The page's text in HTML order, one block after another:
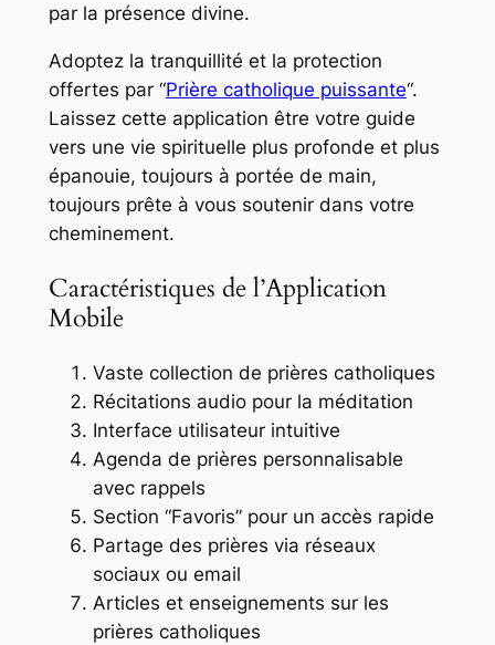
par la présence divine.
Adoptez la tranquillité et la protection
offertes par “Prière catholique puissante“.
Laissez cette application être votre guide
vers une vie spirituelle plus profonde et plus
épanouie, toujours à portée de main,
toujours prête à vous soutenir dans votre
cheminement.
Caractéristiques de l’Application
Mobile
Vaste collection de prières catholiques
Récitations audio pour la méditation
Interface utilisateur intuitive
Agenda de prières personnalisable
avec rappels
Section “Favoris” pour un accès rapide
Partage des prières via réseaux
sociaux ou email
Articles et enseignements sur les
prières catholiques